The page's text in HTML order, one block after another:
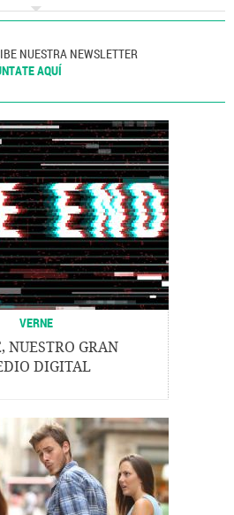
Animales
Problemas ambientales
NUESTRA NEWSLETTER
AQUÍ
VERNE
NUESTRO GRAN
DIGITAL